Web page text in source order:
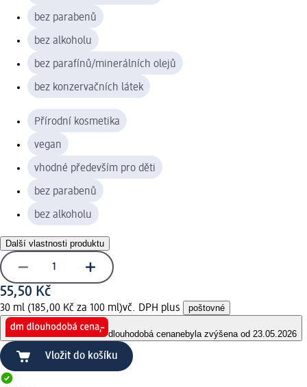
bez parabenů
bez alkoholu
bez parafínů/minerálních olejů
bez konzervačních látek
Přírodní kosmetika
vegan
vhodné především pro děti
bez parabenů
bez alkoholu
Další vlastnosti produktu
55,50 Kč
30 ml (185,00 Kč za 100 ml)vč. DPH plus poštovné
dlouhodobá cenanebyla zvýšena od 23.05.2026
Vložit do košíku